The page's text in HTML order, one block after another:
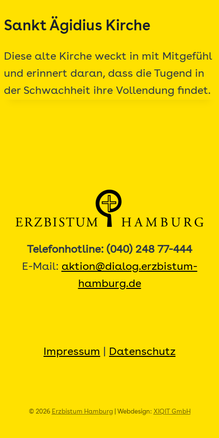
Inhalt
Sankt Ägidius Kirche
Diese alte Kirche weckt in mit Mitgefühl
und erinnert daran, dass die Tugend in
der Schwachheit ihre Vollendung findet.
Telefonhotline: (040) 248 77-444
E-Mail: aktion@dialog.erzbistum-
hamburg.de
Impressum Datenschutz
© 2026 Erzbistum Hamburg| Webdesign: XIQIT GmbH